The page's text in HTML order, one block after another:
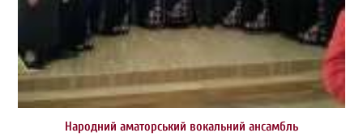
Народний аматорський вокальний ансамбль